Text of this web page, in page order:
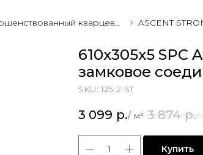
Усовершенствованный кварцевый SPC ламинат ASCENT
610x305x5 SPC
замковое
SKU: 125-2-ST
3 099 р. 3 874 р.
Купить